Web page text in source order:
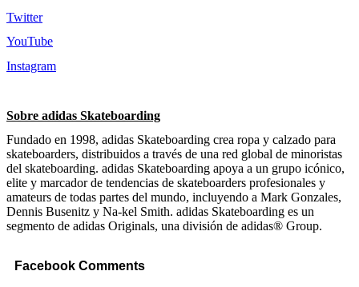
Twitter
YouTube
Instagram
Sobre adidas Skateboarding
Fundado en 1998, adidas Skateboarding crea ropa y calzado para
skateboarders, distribuidos a través de una red global de minoristas
del skateboarding. adidas Skateboarding apoya a un grupo icónico,
elite y marcador de tendencias de skateboarders profesionales y
amateurs de todas partes del mundo, incluyendo a Mark Gonzales,
Dennis Busenitz y Na-kel Smith. adidas Skateboarding es un
segmento de adidas Originals, una división de adidas® Group.
Facebook Comments